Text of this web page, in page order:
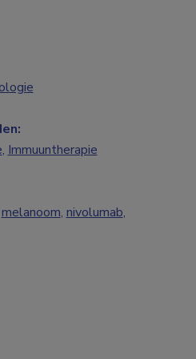
, Immuuntherapie
melanoom, nivolumab,